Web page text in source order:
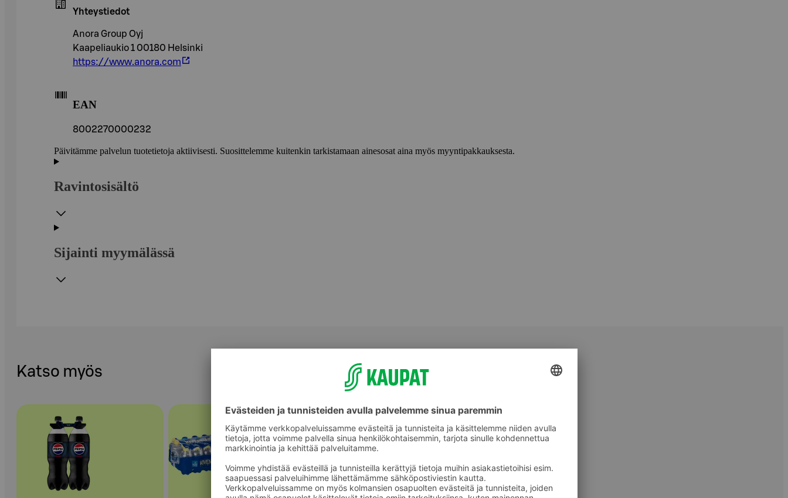
Yhteystiedot
Anora Group Oyj
Kaapeliaukio 1 00180 Helsinki
https://www.anora.com
EAN
8002270000232
Päivitämme palvelun tuotetietoja aktiivisesti. Suosittelemme kuitenkin tarkistamaan ainesosat aina myös myyntipakkauksesta.
Ravintosisältö
Sijainti myymälässä
Katso myös